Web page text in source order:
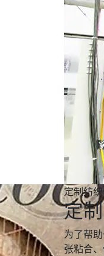
定制纺
定
为了帮
张粘合